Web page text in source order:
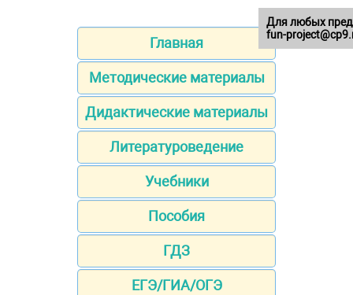
Главная
Методические материалы
Дидактические материалы
Литературоведение
Учебники
Пособия
ГДЗ
ЕГЭ/ГИА/ОГЭ
Для любых
fun-